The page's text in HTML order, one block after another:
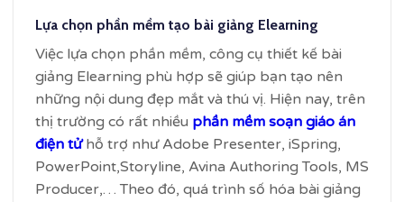
Lựa chọn phần mềm tạo bài giảng Elearning
Việc lựa chọn phần mềm, công cụ thiết kế bài
giảng Elearning phù hợp sẽ giúp bạn tạo nên
những nội dung đẹp mắt và thú vị. Hiện nay, trên
thị trường có rất nhiều phần mềm soạn giáo án
điện tửhỗ trợ như Adobe Presenter, iSpring,
PowerPoint,Storyline, Avina Authoring Tools, MS
Producer,… Theo đó, quá trình số hóa bài giảng